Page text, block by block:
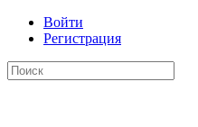
Войти
Регистрация